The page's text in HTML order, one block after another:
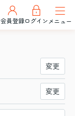
会員登録ログインメニュー
変更
変更